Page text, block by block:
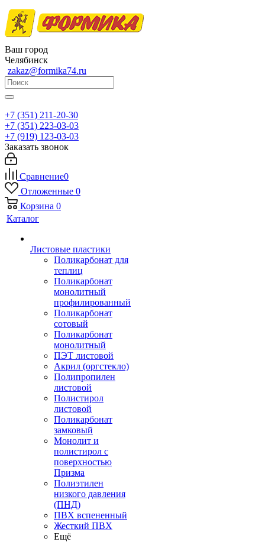
Ваш город
Челябинск
zakaz@formika74.ru
+7 (351) 211-20-30
+7 (351) 223-03-03
+7 (919) 123-03-03
Заказать звонок
Сравнение0
Отложенные 0
Корзина 0
Каталог
Листовые пластики
Поликарбонат для
теплиц
Поликарбонат
монолитный
профилированный
Поликарбонат
сотовый
Поликарбонат
монолитный
ПЭТ листовой
Акрил (оргстекло)
Полипропилен
листовой
Полистирол
листовой
Поликарбонат
замковый
Монолит и
полистирол с
поверхностью
Призма
Полиэтилен
низкого давления
(ПНД)
ПВХ вспененный
Жесткий ПВХ
Ещё